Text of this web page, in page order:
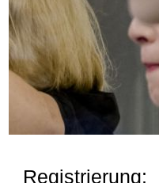
Registrierung: